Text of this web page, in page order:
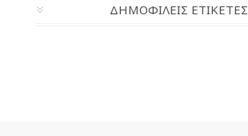
ΔΗΜΟΦΙΛΕΙΣ ΕΤΙΚΕΤΕΣ